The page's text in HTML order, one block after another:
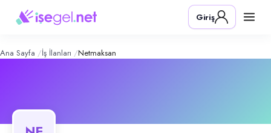
– Şirket Profili
Konum:
netmaksan, Kahramankazan, Ankara bölgesinde üretim & i̇malat
Giriş
Ana Sayfa İş İlanları Netmaksan